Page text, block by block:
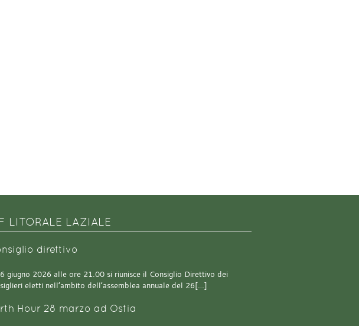
LITORALE LAZIALE
direttivo
giugno 2026 alle ore 21.00 si riunisce il Consiglio Direttivo dei
eletti nell’ambito dell’assemblea annuale del 26[…]
Hour 28 marzo ad Ostia